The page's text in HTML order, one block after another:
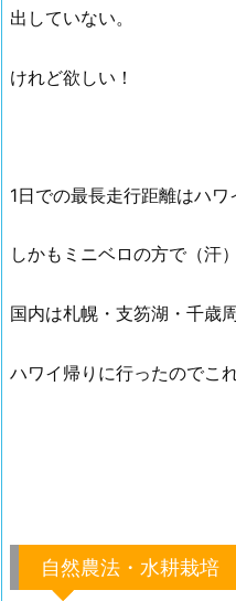
出していない。
けれど欲しい！
1日での最長走行距離はハワ
しかもミニベロの方で（汗）
国内は札幌・支笏湖・千歳
ハワイ帰りに行ったのでこ
自然農法・水耕栽培